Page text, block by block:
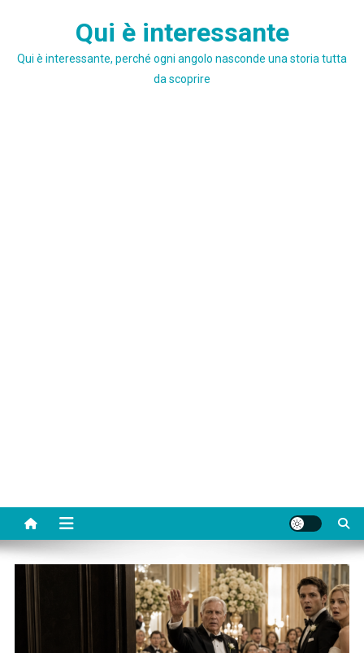
Qui è interessante
Qui è interessante, perché ogni angolo nasconde una storia tutta
da scoprire